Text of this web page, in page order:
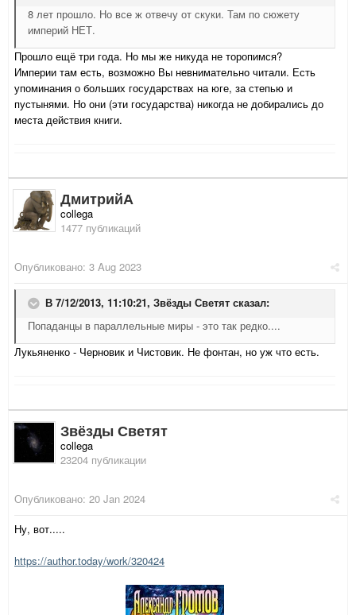
8 лет прошло. Но все ж отвечу от скуки. Там по сюжету
империй НЕТ.
Прошло ещё три года. Но мы же никуда не торопимся?
Империи там есть, возможно Вы невнимательно читали. Есть
упоминания о больших государствах на юге, за степью и
пустынями. Но они (эти государства) никогда не добирались до
места действия книги.
ДмитрийА
collega
1477 публикаций
Опубликовано: 3 Aug 2023
В 7/12/2013, 11:10:21, Звёзды Светят сказал:
Попаданцы в параллельные миры - это так редко....
Лукьяненко - Черновик и Чистовик. Не фонтан, но уж что есть.
Звёзды Светят
collega
23204 публикации
Опубликовано: 20 Jan 2024
Ну, вот.....
https://author.today/work/320424